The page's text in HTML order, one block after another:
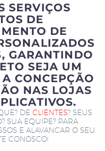
SERVIÇOS
DE
DE
GARANTINDO
SEJA UM
CONCEPÇÃO
NAS LOJAS
DE CLIENTES? SEUS
SUA EQUIPE? PARA
E ALAVANCAR O SEU
CONOSCO!